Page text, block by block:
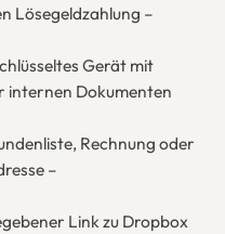
Lösegeldzahlung –
Gerät mit
internen Dokumenten
Rechnung oder
–
Link zu Dropbox